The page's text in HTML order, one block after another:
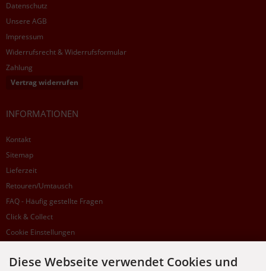
Datenschutz
Unsere AGB
Impressum
Widerrufsrecht & Widerrufsformular
Zahlung
Vertrag widerrufen
INFORMATIONEN
Kontakt
Sitemap
Lieferzeit
Retouren/Umtausch
FAQ - Häufig gestellte Fragen
Click & Collect
Cookie Einstellungen
SUPPORTHOTLINE
Diese Webseite verwendet Cookies und